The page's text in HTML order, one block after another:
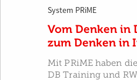
System PRiME
Vom Denken in
zum Denken in
Mit PRiME haben
DB Training und